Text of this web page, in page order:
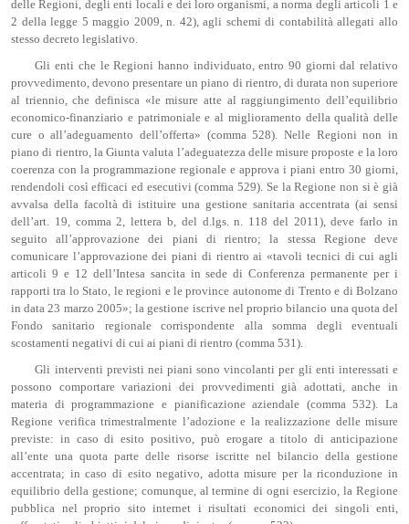
delle Regioni, degli enti locali e dei loro organismi, a norma degli articoli 1 e
2 della legge 5 maggio 2009, n. 42), agli schemi di contabilità allegati allo
stesso decreto legislativo.
Gli enti che le Regioni hanno individuato, entro 90 giorni dal relativo
provvedimento, devono presentare un piano di rientro, di durata non superiore
al triennio, che definisca «le misure atte al raggiungimento dell’equilibrio
economico-finanziario e patrimoniale e al miglioramento della qualità delle
cure o all’adeguamento dell’offerta» (comma 528). Nelle Regioni non in
piano di rientro, la Giunta valuta l’adeguatezza delle misure proposte e la loro
coerenza con la programmazione regionale e approva i piani entro 30 giorni,
rendendoli così efficaci ed esecutivi (comma 529). Se la Regione non si è già
avvalsa della facoltà di istituire una gestione sanitaria accentrata (ai sensi
dell’art. 19, comma 2, lettera b, del d.lgs. n. 118 del 2011), deve farlo in
seguito all’approvazione dei piani di rientro; la stessa Regione deve
comunicare l’approvazione dei piani di rientro ai «tavoli tecnici di cui agli
articoli 9 e 12 dell’Intesa sancita in sede di Conferenza permanente per i
rapporti tra lo Stato, le regioni e le province autonome di Trento e di Bolzano
in data 23 marzo 2005»; la gestione iscrive nel proprio bilancio una quota del
Fondo sanitario regionale corrispondente alla somma degli eventuali
scostamenti negativi di cui ai piani di rientro (comma 531).
Gli interventi previsti nei piani sono vincolanti per gli enti interessati e
possono comportare variazioni dei provvedimenti già adottati, anche in
materia di programmazione e pianificazione aziendale (comma 532). La
Regione verifica trimestralmente l’adozione e la realizzazione delle misure
previste: in caso di esito positivo, può erogare a titolo di anticipazione
all’ente una quota parte delle risorse iscritte nel bilancio della gestione
accentrata; in caso di esito negativo, adotta misure per la riconduzione in
equilibrio della gestione; comunque, al termine di ogni esercizio, la Regione
pubblica nel proprio sito internet i risultati economici dei singoli enti,